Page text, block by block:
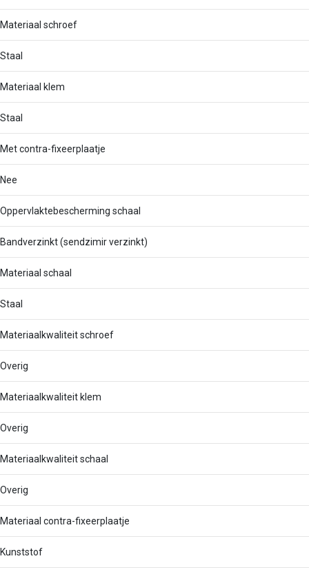
Materiaal schroef
Staal
Materiaal klem
Staal
Met contra-fixeerplaatje
Nee
Oppervlaktebescherming schaal
Bandverzinkt (sendzimir verzinkt)
Materiaal schaal
Staal
Materiaalkwaliteit schroef
Overig
Materiaalkwaliteit klem
Overig
Materiaalkwaliteit schaal
Overig
Materiaal contra-fixeerplaatje
Kunststof